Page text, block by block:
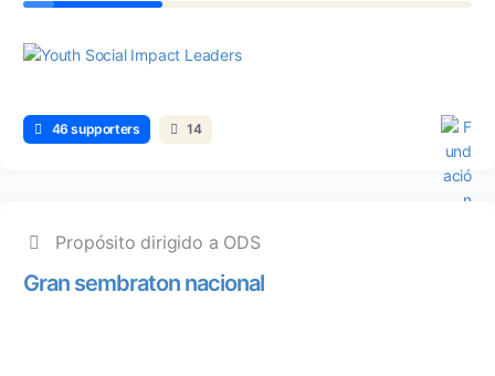
46 supporters 14
Propósito dirigido a ODS
Gran sembraton nacional